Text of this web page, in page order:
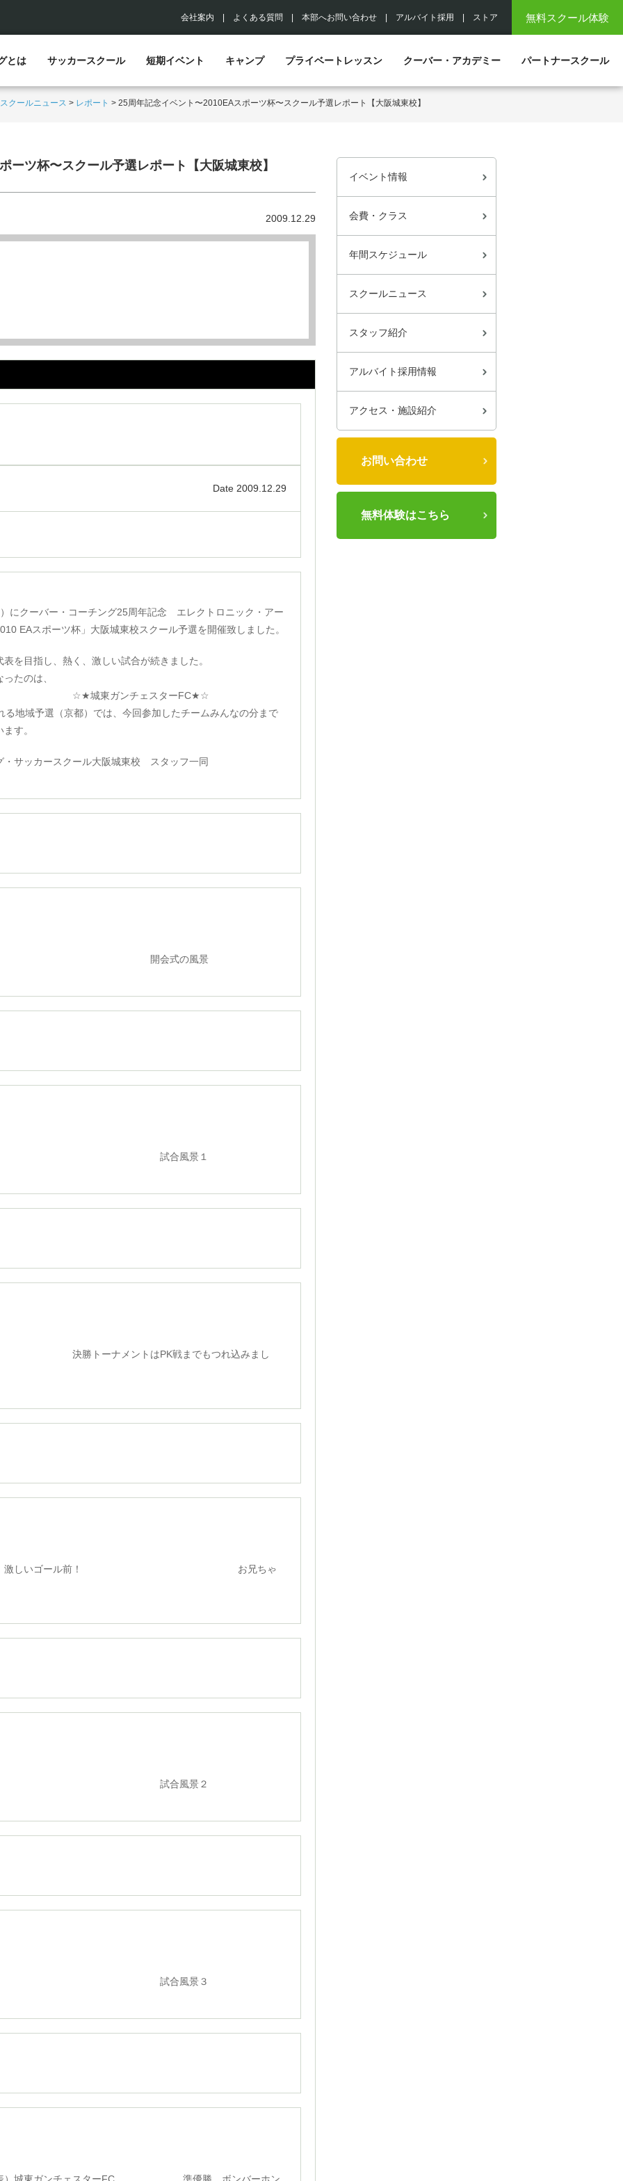
無料スクール体験
会社案内 よくある質問 本部へお問い合わせ アルバイト採用 ストア
とは サッカースクール 短期イベント キャンプ プライベートレッスン クーバー・アカデミー パートナースクール
スクールニュース > レポート > 25周年記念イベント〜2010EAスポーツ杯〜スクール予選レポート【大阪城東校】
ーツ杯〜スクール予選レポート【大阪城東校】
2009.12.29
Date 2009.12.29
にクーバー・コーチング25周年記念 エレクトロニック・アー
EAスポーツ杯」大阪城東校スクール予選を開催致しました。
を目指し、熱く、激しい試合が続きました。
たのは、
ンチェスターFC★☆
る地域予選（京都）では、今回参加したチームみんなの分まで
す。
・サッカースクール大阪城東校 スタッフ一同
式の風景
風景１
ントはPK戦までもつれ込みまし
ール前！ お兄ちゃ
風景２
風景３
イベント情報
会費・クラス
年間スケジュール
スクールニュース
スタッフ紹介
アルバイト採用情報
アクセス・施設紹介
お問い合わせ
無料体験はこちら